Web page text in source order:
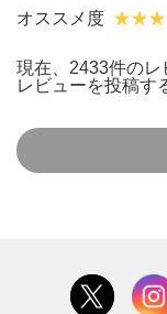
オススメ度
現在、2433件のレ
レビューを投稿す